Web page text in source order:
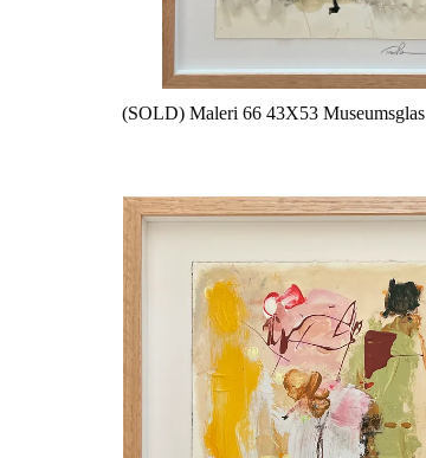
(SOLD) Maleri 66 43X53 Museumsglas